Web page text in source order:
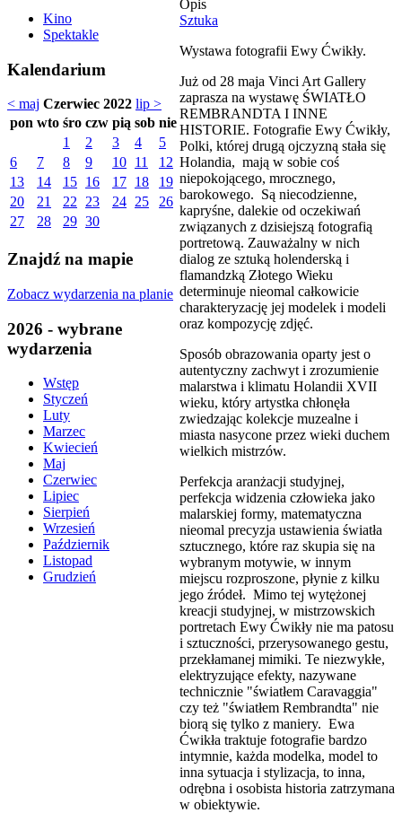
Kino
Spektakle
Kalendarium
< maj Czerwiec 2022 lip >
pon wto śro czw pią sob nie
1
2 3 4
5
6
7 8 9 10 11
12
13
14 15 16 17 18
19
20
21 22 23 24 25
26
27
28 29 30
Znajdź na mapie
Zobacz wydarzenia na planie
2026 - wybrane
wydarzenia
Wstęp
Styczeń
Luty
Marzec
Kwiecień
Maj
Czerwiec
Lipiec
Sierpień
Wrzesień
Październik
Listopad
Grudzień
Opis
Sztuka
Wystawa fotografii Ewy Ćwikły.
Już od 28 maja Vinci Art Gallery
zaprasza na wystawę ŚWIATŁO
REMBRANDTA I INNE
HISTORIE. Fotografie Ewy Ćwikły,
Polki, której drugą ojczyzną stała się
Holandia, mają w sobie coś
niepokojącego, mrocznego,
barokowego. Są niecodzienne,
kapryśne, dalekie od oczekiwań
związanych z dzisiejszą fotografią
portretową. Zauważalny w nich
dialog ze sztuką holenderską i
flamandzką Złotego Wieku
determinuje nieomal całkowicie
charakteryzację jej modelek i modeli
oraz kompozycję zdjęć.
Sposób obrazowania oparty jest o
autentyczny zachwyt i zrozumienie
malarstwa i klimatu Holandii XVII
wieku, który artystka chłonęła
zwiedzając kolekcje muzealne i
miasta nasycone przez wieki duchem
wielkich mistrzów.
Perfekcja aranżacji studyjnej,
perfekcja widzenia człowieka jako
malarskiej formy, matematyczna
nieomal precyzja ustawienia światła
sztucznego, które raz skupia się na
wybranym motywie, w innym
miejscu rozproszone, płynie z kilku
jego źródeł. Mimo tej wytężonej
kreacji studyjnej, w mistrzowskich
portretach Ewy Ćwikły nie ma patosu
i sztuczności, przerysowanego gestu,
przekłamanej mimiki. Te niezwykłe,
elektryzujące efekty, nazywane
technicznie "światłem Caravaggia"
czy też "światłem Rembrandta" nie
biorą się tylko z maniery. Ewa
Ćwikła traktuje fotografie bardzo
intymnie, każda modelka, model to
inna sytuacja i stylizacja, to inna,
odrębna i osobista historia zatrzymana
w obiektywie.